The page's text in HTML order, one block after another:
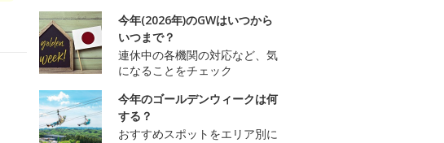
今年(2026年)のGWはいつから
いつまで？
連休中の各機関の対応など、気
になることをチェック
今年のゴールデンウィークは何
する？
おすすめスポットをエリア別に